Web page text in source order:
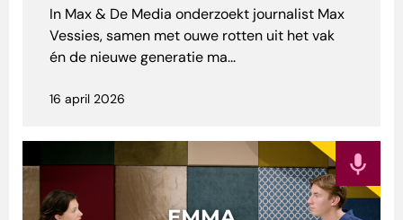
In Max & De Media onderzoekt journalist Max
Vessies, samen met ouwe rotten uit het vak
én de nieuwe generatie ma...
16 april 2026